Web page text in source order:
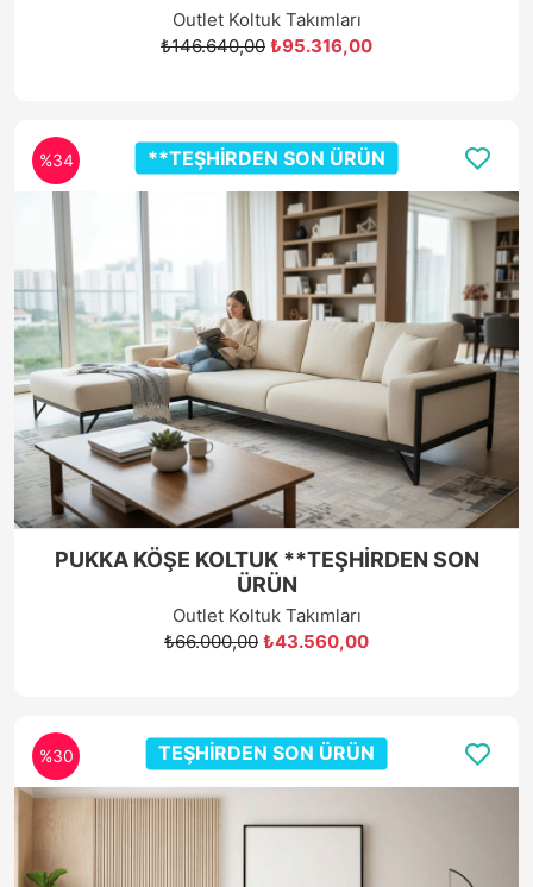
Outlet Koltuk Takımları
₺146.640,00 ₺95.316,00
%34 **TEŞHİRDEN SON ÜRÜN
PUKKA KÖŞE KOLTUK **TEŞHİRDEN SON
ÜRÜN
Outlet Koltuk Takımları
₺66.000,00 ₺43.560,00
%30 TEŞHİRDEN SON ÜRÜN